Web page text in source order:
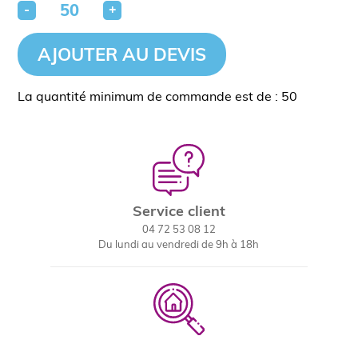
- +
AJOUTER AU DEVIS
La quantité minimum de commande est de : 50
Service client
04 72 53 08 12
Du lundi au vendredi de 9h à 18h